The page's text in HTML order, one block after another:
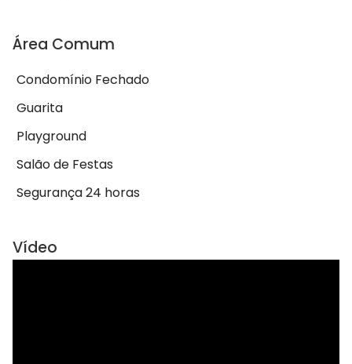
Área Comum
Condomínio Fechado
Guarita
Playground
Salão de Festas
Segurança 24 horas
Vídeo